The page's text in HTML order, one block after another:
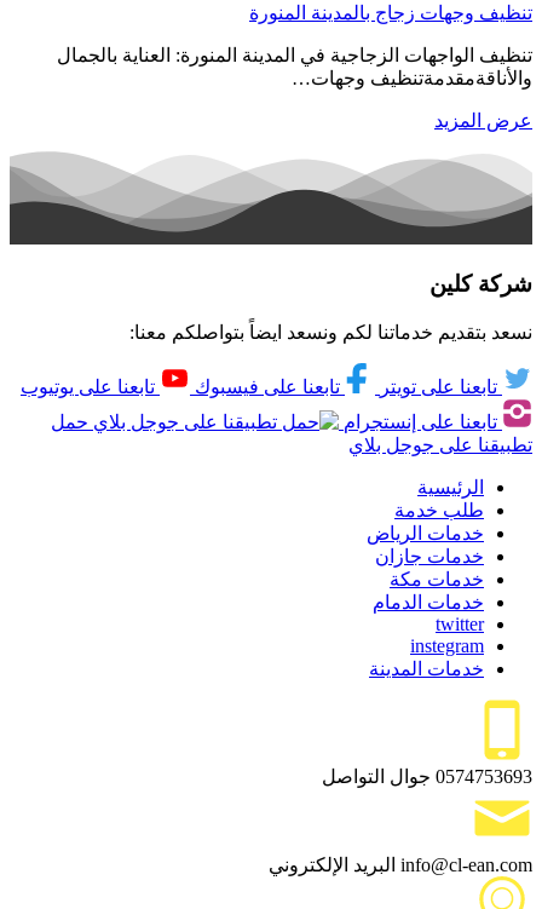
تنظيف وجهات زجاج بالمدينة المنورة
تنظيف الواجهات الزجاجية في المدينة المنورة: العناية بالجمال
والأناقةمقدمةتنظيف وجهات…
عرض المزيد
شركة كلين
نسعد بتقديم خدماتنا لكم ونسعد ايضاً بتواصلكم معنا:
تابعنا على تويتر تابعنا على فيسبوك
تابعنا على يوتيوب
تابعنا على إنستجرام
حمل
تطبيقنا على جوجل بلاي
الرئيسية
طلب خدمة
خدمات الرياض
خدمات جازان
خدمات مكة
خدمات الدمام
twitter
instegram
خدمات المدينة
0574753693 جوال التواصل
info@cl-ean.com البريد الإلكتروني